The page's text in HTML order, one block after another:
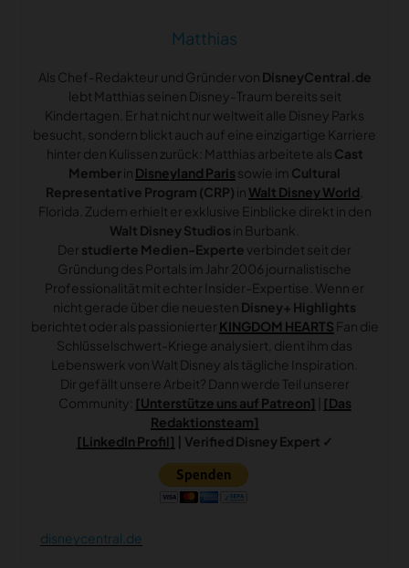
Matthias
Als Chef-Redakteur und Gründer von DisneyCentral.de
lebt Matthias seinen Disney-Traum bereits seit
Kindertagen. Er hat nicht nur weltweit alle Disney Parks
besucht, sondern blickt auch auf eine einzigartige Karriere
hinter den Kulissen zurück: Matthias arbeitete als Cast
Memberin Disneyland Paris sowie im Cultural
Representative Program (CRP) in Walt Disney World
Florida. Zudem erhielt er exklusive Einblicke direkt in den
Walt Disney Studios in Burbank.
Der studierte Medien-Experte verbindet seit der
Gründung des Portals im Jahr 2006 journalistische
Professionalität mit echter Insider-Expertise. Wenn er
nicht gerade über die neuesten Disney+ Highlights
berichtet oder als passionierter KINGDOM HEARTS Fan die
Schlüsselschwert-Kriege analysiert, dient ihm das
Lebenswerk von Walt Disney als tägliche Inspiration.
Dir gefällt unsere Arbeit? Dann werde Teil unserer
Community: [Unterstütze uns auf Patreon]
[Das
Redaktionsteam]
[LinkedIn Profil] | Verified Disney Expert ✓
disneycentral.de